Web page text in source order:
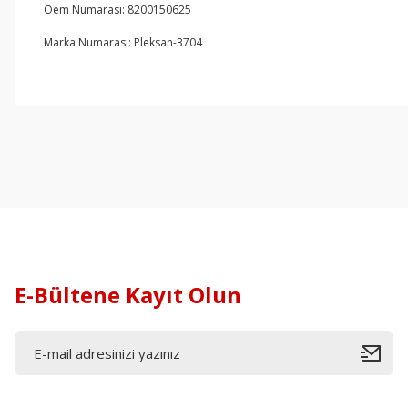
Oem Numarası: 8200150625
Marka Numarası: Pleksan-3704
E-Bültene Kayıt Olun